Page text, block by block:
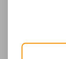
artistieke